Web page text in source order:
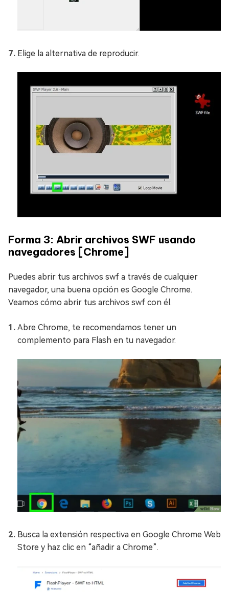
Elige la alternativa de reproducir.
Forma 3: Abrir archivos SWF usando
navegadores [Chrome]
Puedes abrir tus archivos swf a través de cualquier
navegador, una buena opción es Google Chrome.
Veamos cómo abrir tus archivos swf con él.
Abre Chrome, te recomendamos tener un
complemento para Flash en tu navegador.
Busca la extensión respectiva en Google Chrome Web
Store y haz clic en “añadir a Chrome”.